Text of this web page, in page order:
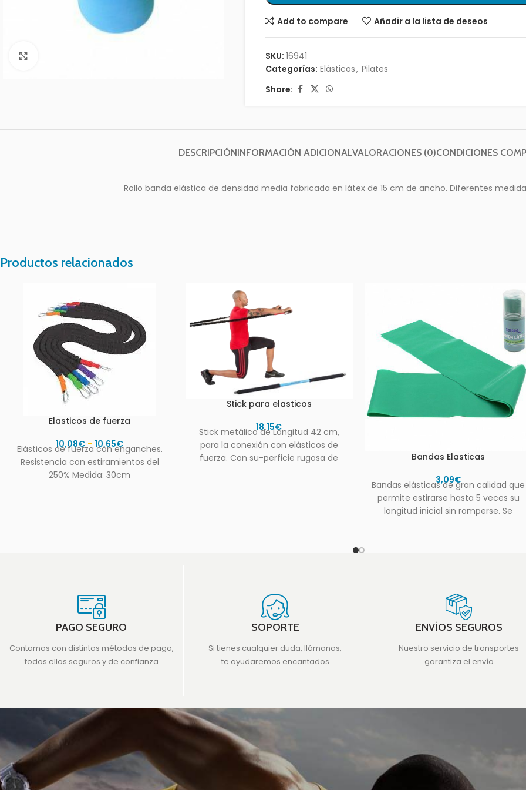
Add to compare Añadir a la lista de deseos
SKU:16941
Categorías: Elásticos, Pilates
Share:
DESCRIPCIÓNINFORMACIÓN ADICIONALVALORACIONES (0)CONDICIONES
Rollo banda elástica de densidad media fabricada en látex de 15 cm de ancho. Diferentes
Productos relacionados
Elasticos de fuerza
10,08€ - 10,65€
Elásticos de fuerza con enganches.
Resistencia con estiramientos del
250% Medida: 30cm
Stick para elasticos
18,15€
Stick metálico de Longitud 42 cm,
para la conexión con elásticos de
fuerza. Con su-perficie rugosa de
Bandas Elasticas
3,09€
Bandas elásticas de gran calidad que
permite estirarse hasta 5 veces su
longitud inicial sin romperse. Se
PAGO SEGURO
Contamos con distintos métodos de pago,
todos ellos seguros y de confianza
SOPORTE
Si tienes cualquier duda, llámanos,
te ayudaremos encantados
ENVÍOS SEGUROS
Nuestro servicio de transportes
garantiza el envío